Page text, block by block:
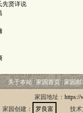
先贤详说
关于本站 家园首页 家园
家园地址： https://
家园创建：
罗良富 技术